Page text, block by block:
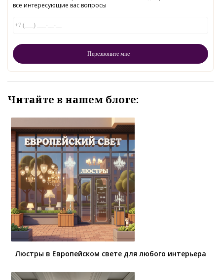
все интересующие вас вопросы
Читайте в нашем блоге:
Люстры в Европейском свете для любого интерьера